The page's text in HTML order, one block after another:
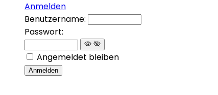
Anmelden
Benutzername:
Passwort:
Angemeldet bleiben
Anmelden